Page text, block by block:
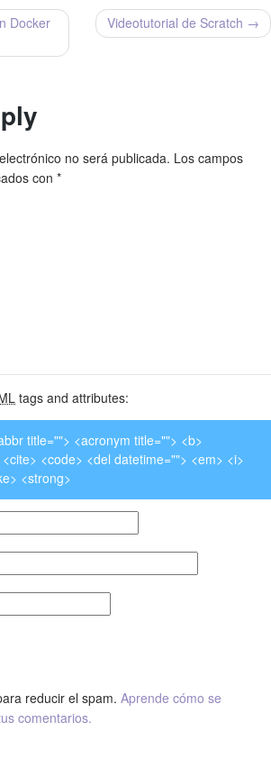
Docker
Videotutorial de Scratch
no será publicada. Los campos
con *
tags and attributes:
title=""> <acronym title=""> <b>
<code> <del datetime=""> <em> <i>
<strong>
reducir el spam. Aprende cómo se
comentarios.